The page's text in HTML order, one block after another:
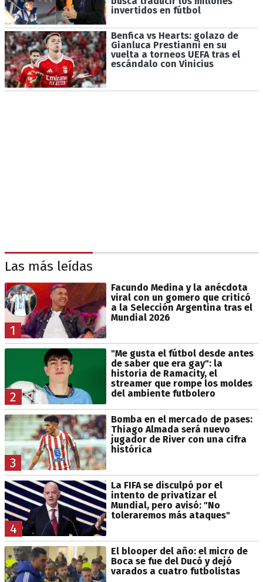
invertidos en fútbol
Benfica vs Hearts: golazo de
Gianluca Prestianni en su
vuelta a torneos UEFA tras el
escándalo con Vinicius
Las más leídas
1
Facundo Medina y la anécdota
viral con un gomero que criticó
a la Selección Argentina tras el
Mundial 2026
2
"Me gusta el fútbol desde antes
de saber que era gay": la
historia de Ramacity, el
streamer que rompe los moldes
del ambiente futbolero
3
Bomba en el mercado de pases:
Thiago Almada será nuevo
jugador de River con una cifra
histórica
4
La FIFA se disculpó por el
intento de privatizar el
Mundial, pero avisó: "No
toleraremos más ataques"
El blooper del año: el micro de
Boca se fue del Ducó y dejó
varados a cuatro futbolistas